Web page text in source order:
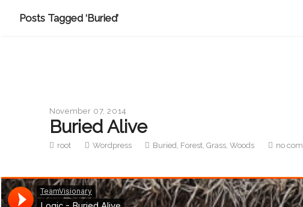
Posts Tagged ‘Buried’
November 07, 2014
Buried Alive
root Wordpress Buried, Forest,Grass,Woods no